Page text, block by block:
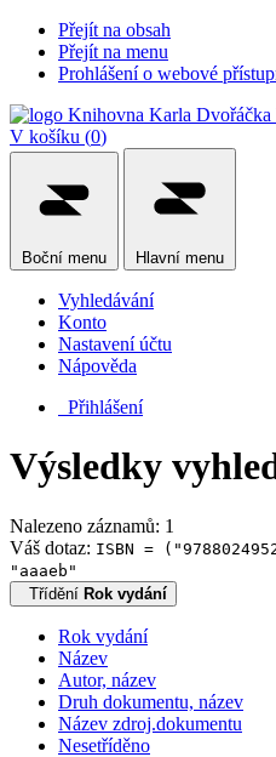
Přejít na obsah
Přejít na menu
Prohlášení o webové
V košíku (0)
Boční menu Hlavní menu
Vyhledávání
Konto
Nastavení účtu
Nápověda
Přihlášení
Výsledky
Nalezeno záznamů: 1
Váš dotaz: ISBN =
"aaaeb"
Třídění Rok vydání
Rok vydání
Název
Autor, název
Druh dokumentu, název
Název zdroj.dokumentu
Nesetříděno